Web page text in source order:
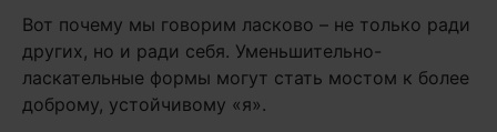
Вот почему мы говорим ласково – не только ради
других, но и ради себя. Уменьшительно-
ласкательные формы могут стать мостом к более
доброму, устойчивому «я».